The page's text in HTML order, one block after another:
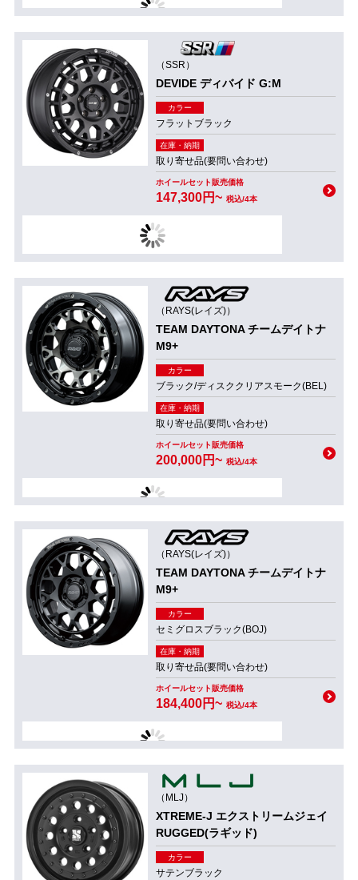
（SSR）
DEVIDE ディバイド G:M
カラー
フラットブラック
在庫・納期
取り寄せ品(要問い合わせ)
ホイールセット販売価格
147,300円~ 税込/4本
（RAYS(レイズ)）
TEAM DAYTONA チームデイトナ
M9+
カラー
ブラック/ディスククリアスモーク(BEL)
在庫・納期
取り寄せ品(要問い合わせ)
ホイールセット販売価格
200,000円~ 税込/4本
（RAYS(レイズ)）
TEAM DAYTONA チームデイトナ
M9+
カラー
セミグロスブラック(BOJ)
在庫・納期
取り寄せ品(要問い合わせ)
ホイールセット販売価格
184,400円~ 税込/4本
（MLJ）
XTREME-J エクストリームジェイ
RUGGED(ラギッド)
カラー
サテンブラック